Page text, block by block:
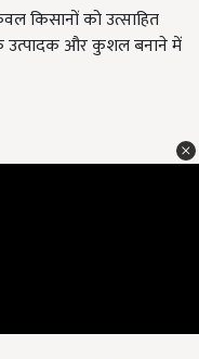
किसानों को उत्साहित
उत्पादक और कुशल बनाने में